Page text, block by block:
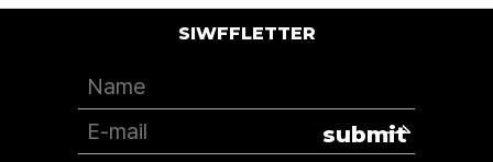
SIWFFLETTER
submit